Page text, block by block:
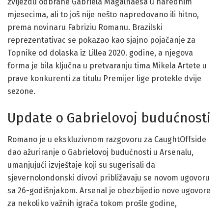
mjesecima, ali to još nije nešto napredovano ili hitno,
prema novinaru Fabriziu Romanu. Brazilski
reprezentativac se pokazao kao sjajno pojačanje za
Topnike od dolaska iz Lillea 2020. godine, a njegova
forma je bila ključna u pretvaranju tima Mikela Artete u
prave konkurenti za titulu Premijer lige protekle dvije
sezone.
Update o Gabrielovoj budućnosti
Romano je u ekskluzivnom razgovoru za CaughtOffside
dao ažuriranje o Gabrielovoj budućnosti u Arsenalu,
umanjujući izvještaje koji su sugerisali da
sjevernolondonski divovi približavaju se novom ugovoru
sa 26-godišnjakom. Arsenal je obezbijedio nove ugovore
za nekoliko važnih igrača tokom prošle godine,